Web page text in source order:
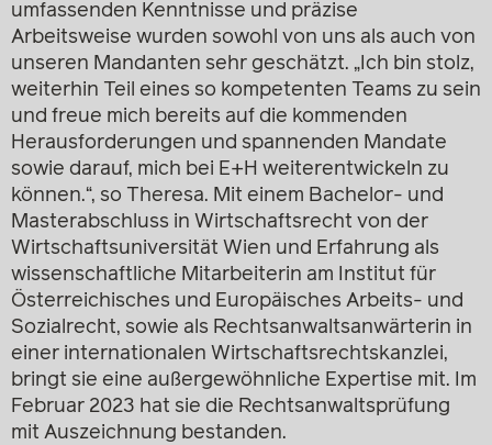
umfassenden Kenntnisse und präzise
Arbeitsweise wurden sowohl von uns als auch von
unseren Mandanten sehr geschätzt. „Ich bin stolz,
weiterhin Teil eines so kompetenten Teams zu sein
und freue mich bereits auf die kommenden
Herausforderungen und spannenden Mandate
sowie darauf, mich bei E+H weiterentwickeln zu
können.“, so Theresa. Mit einem Bachelor- und
Masterabschluss in Wirtschaftsrecht von der
Wirtschaftsuniversität Wien und Erfahrung als
wissenschaftliche Mitarbeiterin am Institut für
Österreichisches und Europäisches Arbeits- und
Sozialrecht, sowie als Rechtsanwaltsanwärterin in
einer internationalen Wirtschaftsrechtskanzlei,
bringt sie eine außergewöhnliche Expertise mit. Im
Februar 2023 hat sie die Rechtsanwaltsprüfung
mit Auszeichnung bestanden.